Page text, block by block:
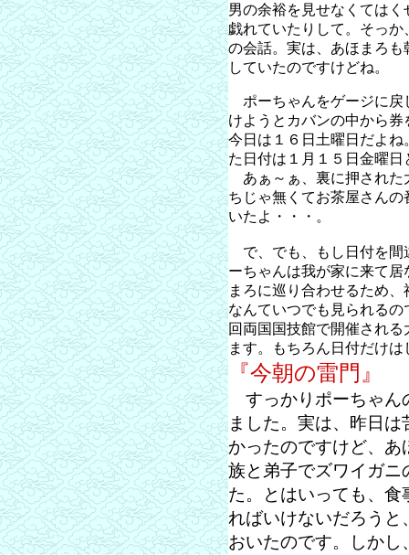
男の余裕を見せなくては
戯れていたりして。そっ
の会話。実は、あほまろ
していたのですけどね。
ポーちゃんをゲージに戻
けようとカバンの中から
今日は１６日土曜日だよ
た日付は１月１５日金曜
あぁ～ぁ、裏に押された
ちじゃ無くてお茶屋さん
いたよ・・・。
で、でも、もし日付を間
ーちゃんは我が家に来て
まろに巡り合わせるため
なんていつでも見られる
回両国国技館で開催され
ます。もちろん日付だけは
『今朝の雷門』
すっかりポーちゃん
ました。実は、昨日は
かったのですけど、
族と弟子でズワイガニ
た。とはいっても、食
ればいけないだろうと
おいたのです。しかし